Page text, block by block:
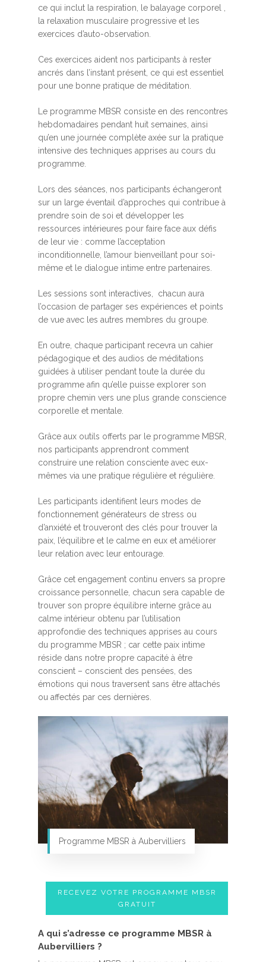
ce qui inclut la respiration, le balayage corporel ,
la relaxation musculaire progressive et les
exercices d’auto-observation.
Ces exercices aident nos participants à rester
ancrés dans l’instant présent, ce qui est essentiel
pour une bonne pratique de méditation.
Le programme MBSR consiste en des rencontres
hebdomadaires pendant huit semaines, ainsi
qu’en une journée complète axée sur la pratique
intensive des techniques apprises au cours du
programme.
Lors des séances, nos participants échangeront
sur un large éventail d’approches qui contribue à
prendre soin de soi et développer les
ressources intérieures pour faire face aux défis
de leur vie : comme l’acceptation
inconditionnelle, l’amour bienveillant pour soi-
même et le dialogue intime entre partenaires.
Les sessions sont interactives, chacun aura
l’occasion de partager ses expériences et points
de vue avec les autres membres du groupe.
En outre, chaque participant recevra un cahier
pédagogique et des audios de méditations
guidées à utiliser pendant toute la durée du
programme afin qu’elle puisse explorer son
propre chemin vers une plus grande conscience
corporelle et mentale.
Grâce aux outils offerts par le programme MBSR,
nos participants apprendront comment
construire une relation consciente avec eux-
mêmes via une pratique régulière et régulière.
Les participants identifient leurs modes de
fonctionnement générateurs de stress ou
d’anxiété et trouveront des clés pour trouver la
paix, l’équilibre et le calme en eux et améliorer
leur relation avec leur entourage.
Grâce cet engagement continu envers sa propre
croissance personnelle, chacun sera capable de
trouver son propre équilibre interne grâce au
calme intérieur obtenu par l’utilisation
approfondie des techniques apprises au cours
du programme MBSR ; car cette paix intime
réside dans notre propre capacité à être
conscient – conscient des pensées, des
émotions qui nous traversent sans être attachés
ou affectés par ces dernières.
Programme MBSR à Aubervilliers
RECEVEZ VOTRE PROGRAMME MBSR
GRATUIT
A qui s’adresse ce programme MBSR à
Aubervilliers ?